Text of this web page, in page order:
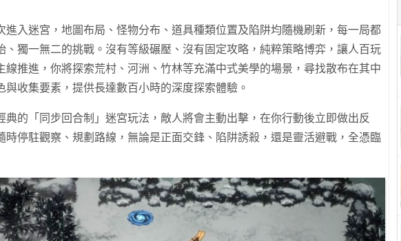
進入迷宮，地圖布局、怪物分布、道具種類位置及陷阱均隨機刷新，每一局都
、獨一無二的挑戰。沒有等級碾壓、沒有固定攻略，純粹策略博弈，讓人百玩
線推進，你將探索荒村、河洲、竹林等充滿中式美學的場景，尋找散布在其中
與收集要素，提供長達數百小時的深度探索體驗。
典的「同步回合制」迷宮玩法，敵人將會主動出擊，在你行動後立即做出反
時停駐觀察、規劃路線，無論是正面交鋒、陷阱誘殺，還是靈活避戰，全憑臨